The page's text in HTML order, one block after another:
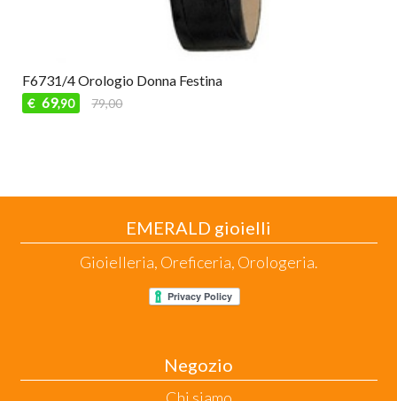
F6731/4 Orologio Donna Festina
€ 69,90 79,00
EMERALD gioielli
Gioielleria, Oreficeria, Orologeria.
Negozio